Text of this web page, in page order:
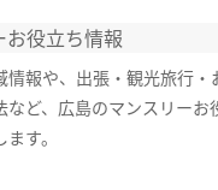
役立ち情報
情報や、出張・観光旅行・
など、広島のマンスリーお
す。